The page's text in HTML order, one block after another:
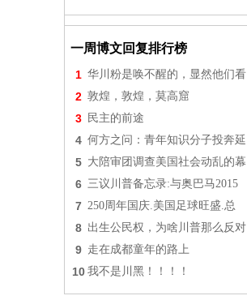
一周博文回复排行榜
1 华川粉是唤不醒的，显然他们看
2 敦煌，敦煌，莫高窟
3 民主的前途
4 何方之问：青年知识分子投奔延
5 大陪审团调查美国社会动乱的幕
6 三议川普备忘录:与奥巴马2015
7 250周年国庆.美国足球旺盛.总
8 出生公民权，为啥川普那么反对
9 走在成都童年的路上
10 我不是川黑！！！！